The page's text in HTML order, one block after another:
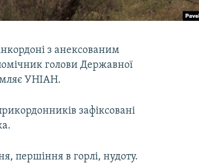
з анексованим
голови Державної
УНІАН.
зафіксовані
першіння в горлі, нудоту.